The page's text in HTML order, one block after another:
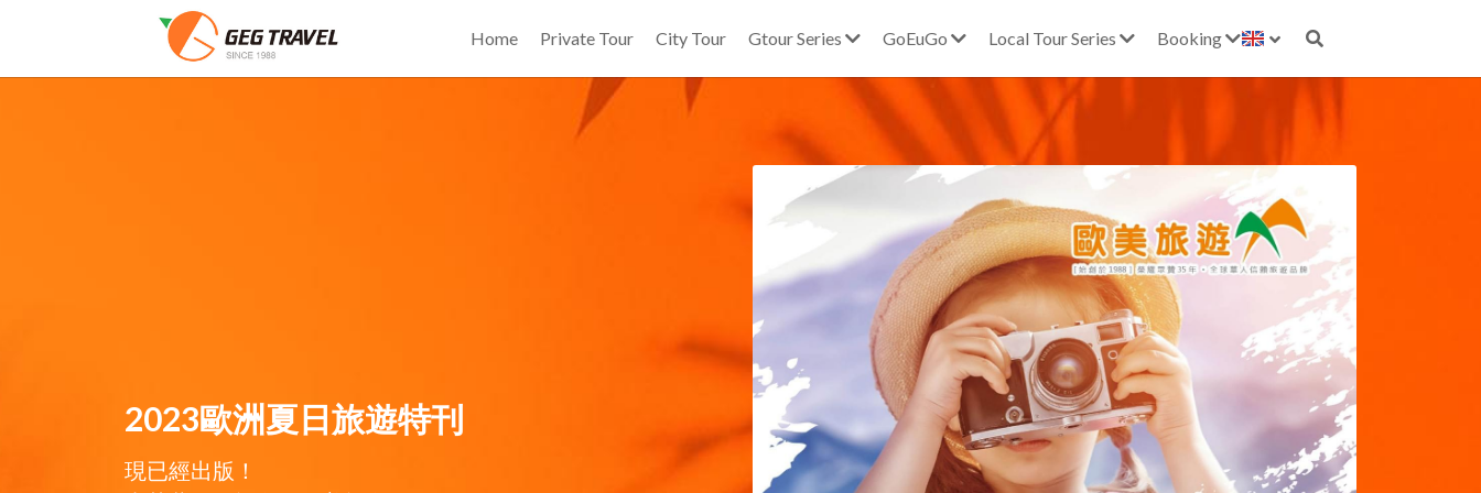
Home Private Tour City Tour Gtour Series GoEuGo Local Tour Series Booking
2023歐洲夏日旅遊特刊
現已經出版！